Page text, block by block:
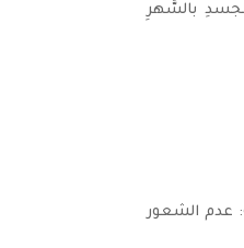
بالسَّهرِ
عدم الشعور